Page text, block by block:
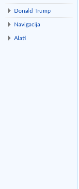
Donald Trump
Navigacija
Alati